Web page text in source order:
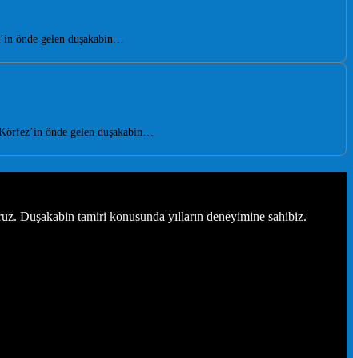
önde gelen duşakabin…
önde gelen duşakabin…
Duşakabin tamiri konusunda yılların deneyimine sahibiz.